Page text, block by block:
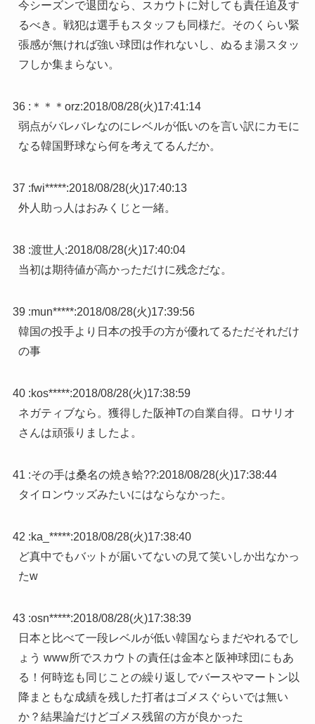
今シーズンで退団なら、スカウトに対しても責任追及す
るべき。戦犯は選手もスタッフも同様だ。そのくらい緊
張感が無ければ強い球団は作れないし、ぬるま湯スタッ
フしか集まらない。
36 : ＊＊＊orz:2018/08/28(火)17:41:14
弱点がバレバレなのにレベルが低いのを言い訳にカモに
なる韓国野球なら何を考えてるんだか。
37 :fwi*****:2018/08/28(火)17:40:13
外人助っ人はおみくじと一緒。
38 :渡世人 :2018/08/28(火)17:40:04
当初は期待値が高かっただけに残念だな。
39 :mun*****:2018/08/28(火)17:39:56
韓国の投手より日本の投手の方が優れてるただそれだけ
の事
40 :kos*****:2018/08/28(火)17:38:59
ネガティブなら。獲得した阪神Tの自業自得。ロサリオ
さんは頑張りましたよ。
41 :その手は桑名の焼き蛤??:2018/08/28(火)17:38:44
タイロンウッズみたいにはならなかった。
42 :ka_*****:2018/08/28(火)17:38:40
ど真中でもバットが届いてないの見て笑いしか出なかっ
たw
43 :osn*****:2018/08/28(火)17:38:39
日本と比べて一段レベルが低い韓国ならまだやれるでし
ょう www所でスカウトの責任は金本と阪神球団にもあ
る！何時迄も同じことの繰り返しでバースやマートン以
降まともな成績を残した打者はゴメスぐらいでは無い
か？結果論だけどゴメス残留の方が良かった